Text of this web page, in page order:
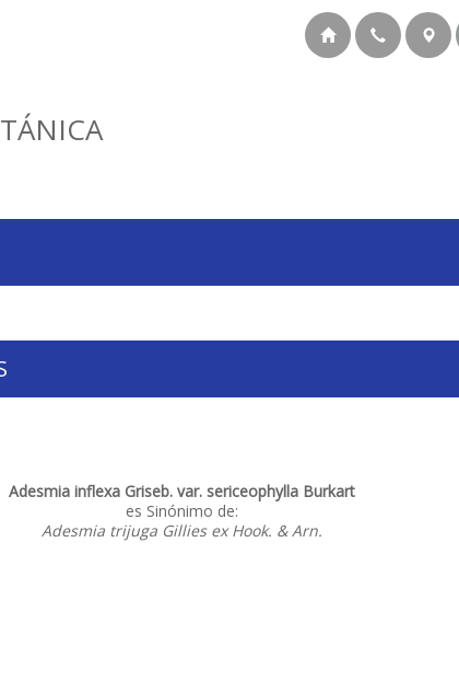
Adesmia inflexa Griseb. var. sericeophylla Burkart
es Sinónimo de:
Adesmia trijuga Gillies ex Hook. & Arn.